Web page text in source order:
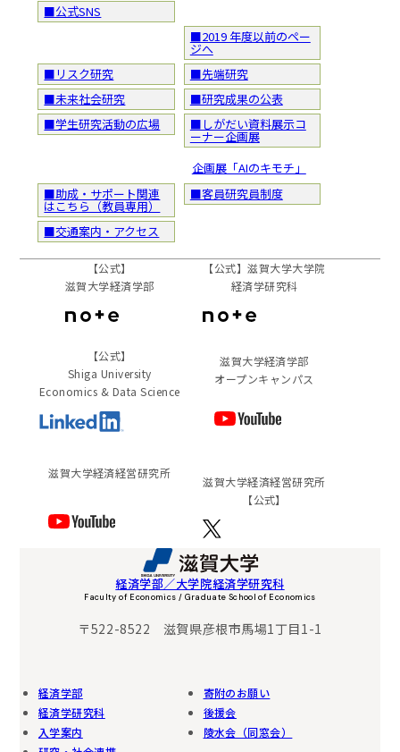
■公式SNS
■2019 年度以前のペー
ジへ
■リスク研究
■先端研究
■未来社会研究
■研究成果の公表
■学生研究活動の広場
■しがだい資料展示コ
ーナー企画展
企画展「AIのキモチ」
■助成・サポート関連
はこちら（教員専用）
■客員研究員制度
■交通案内・アクセス
【公式】
滋賀大学経済学部
【公式】滋賀大学大学院
経済学研究科
【公式】
Shiga University
Economics & Data Science
滋賀大学経済学部
オープンキャンパス
滋賀⼤学経済経営研究所
滋賀⼤学経済経営研究所
【公式】
経済学部／大学院経済学研究科
Faculty of Economics / Graduate School of Economics
〒522-8522 滋賀県彦根市馬場1丁目1-1
経済学部
経済学研究科
入学案内
寄附のお願い
後援会
陵水会（同窓会）